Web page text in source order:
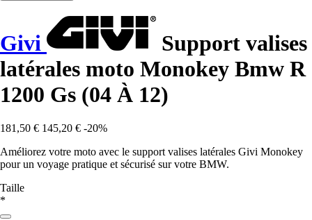
Givi
Support valises
latérales moto Monokey Bmw R
1200 Gs (04 À 12)
181,50 € 145,20 € -20%
Améliorez votre moto avec le support valises latérales Givi Monokey
pour un voyage pratique et sécurisé sur votre BMW.
Taille
*